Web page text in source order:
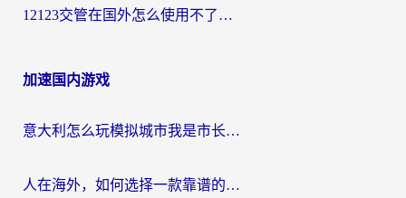
12123交管在国外怎么使用不了？海外华人必看的无缝访问国内资源指南
加速国内游戏
意大利怎么玩模拟城市我是市长？海外党国服游戏加速终极攻略（附三国3量子特攻解决办法）
人在海外，如何选择一款靠谱的玩剑灵2加速器？